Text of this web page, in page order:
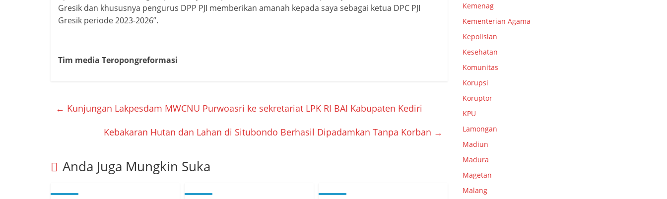
Gresik dan khususnya pengurus DPP PJI memberikan amanah kepada saya sebagai ketua DPC PJI
Gresik periode 2023-2026”.
Tim media Teropongreformasi
← Kunjungan Lakpesdam MWCNU Purwoasri ke sekretariat LPK RI BAI Kabupaten Kediri
Kebakaran Hutan dan Lahan di Situbondo Berhasil Dipadamkan Tanpa Korban →
Anda Juga Mungkin Suka
Kemenag
Kementerian Agama
Kepolisian
Kesehatan
Komunitas
Korupsi
Koruptor
KPU
Lamongan
Madiun
Madura
Magetan
Malang